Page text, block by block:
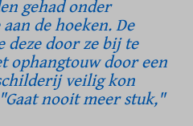
gehad onder
de hoeken. De
deze door ze bij te
ophangtouw door een
veilig kon
nooit meer stuk,"